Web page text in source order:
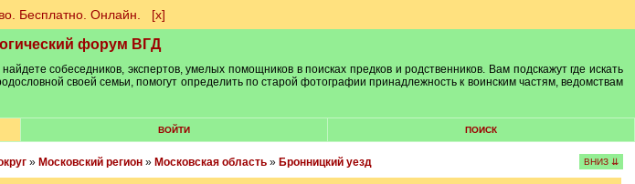
Бесплатно. Онлайн. [х]
форум ВГД
собеседников, экспертов, умелых помощников в поисках предков и родственников. Вам подскажут где искать
своей семьи, помогут определить по старой фотографии принадлежность к воинским частям, ведомствам
ВОЙТИ ПОИСК
» Московский регион» Московская область» Бронницкий уезд ВНИЗ ⇊